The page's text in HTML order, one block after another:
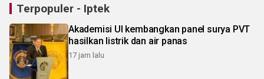
Terpopuler - Iptek
Akademisi UI kembangkan panel surya PVT
hasilkan listrik dan air panas
17 jam lalu